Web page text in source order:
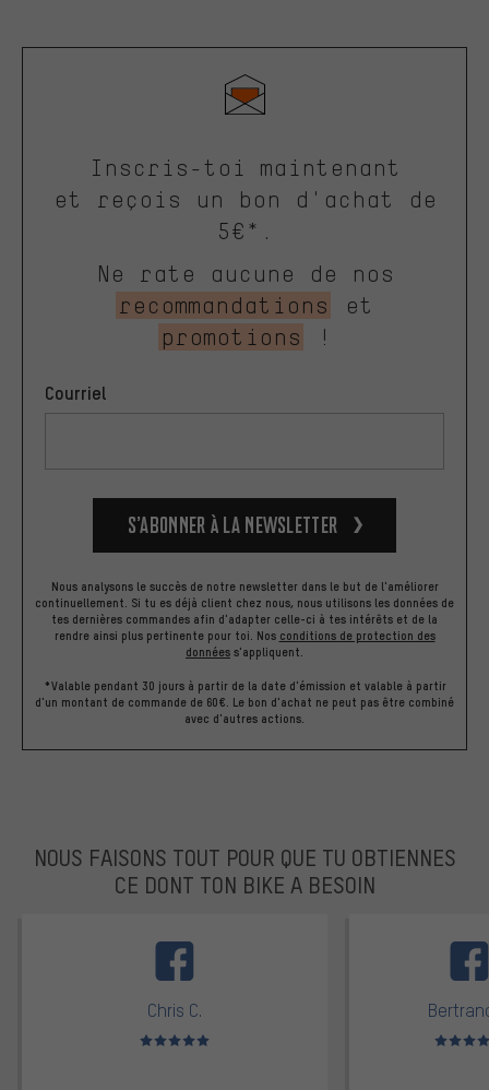
Inscris-toi maintenant
et reçois un bon d'achat de
5€*.
Ne rate aucune de nos
recommandations
et
promotions
!
Courriel
S’abonner à la newsletter
Nous analysons le succès de notre newsletter dans le but de l'améliorer
continuellement. Si tu es déjà client chez nous, nous utilisons les données de
tes dernières commandes afin d'adapter celle-ci à tes intérêts et de la
rendre ainsi plus pertinente pour toi. Nos conditions de protection des
données s'appliquent.
*Valable pendant 30 jours à partir de la date d'émission et valable à partir
d'un montant de commande de 60€. Le bon d'achat ne peut pas être combiné
avec d'autres actions.
NOUS FAISONS TOUT POUR QUE TU OBTIENNES
CE DONT TON BIKE A BESOIN
Chris C.
Note moyenne : 5 sur 5 Note